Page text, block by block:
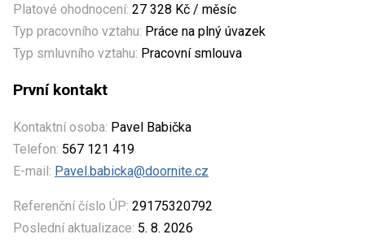
Platové ohodnocení: 27 328 Kč / měsíc
Typ pracovního vztahu: Práce na plný úvazek
Typ smluvního vztahu: Pracovní smlouva
První kontakt
Kontaktní osoba: Pavel Babička
Telefon: 567 121 419
E-mail: Pavel.babicka@doornite.cz
Referenční číslo ÚP: 29175320792
Poslední aktualizace: 5. 8. 2026